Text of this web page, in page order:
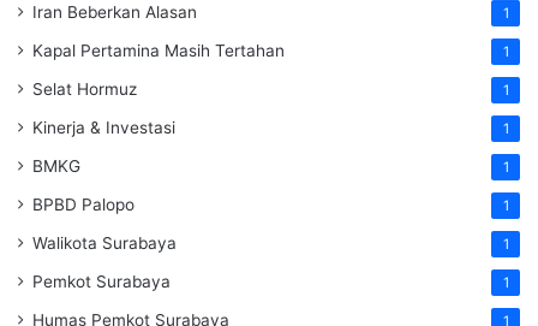
Iran Beberkan Alasan 1
Kapal Pertamina Masih Tertahan 1
Selat Hormuz 1
Kinerja & Investasi 1
BMKG 1
BPBD Palopo 1
Walikota Surabaya 1
Pemkot Surabaya 1
Humas Pemkot Surabaya 1